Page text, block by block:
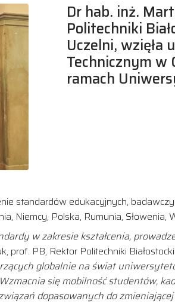
Dr hab. inż.
Politechniki
Uczelni, wzięła
Technicznym w
ramach
standardów edukacyjnych,
Niemcy, Polska, Rumunia,
w zakresie kształcenia,
prof. PB, Rektor Politechniki
globalnie na świat
się mobilność studentów,
dopasowanych do